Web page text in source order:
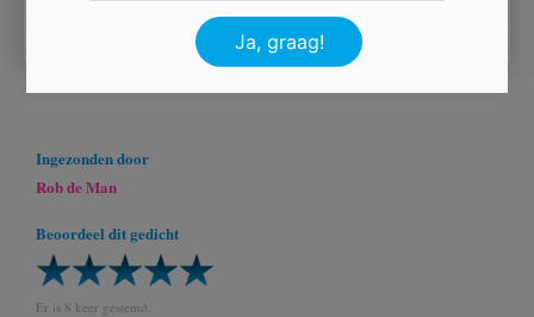
Ingezonden door
Rob de Man
Beoordeel dit gedicht
Er is 8 keer gestemd.